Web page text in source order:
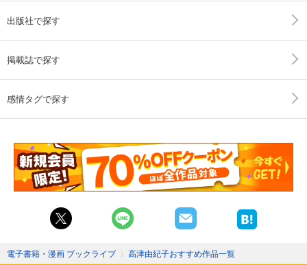
出版社で探す
掲載誌で探す
感情タグで探す
電子書籍・漫画 ブックライブ 〉 高津由紀子おすすめ作品一覧